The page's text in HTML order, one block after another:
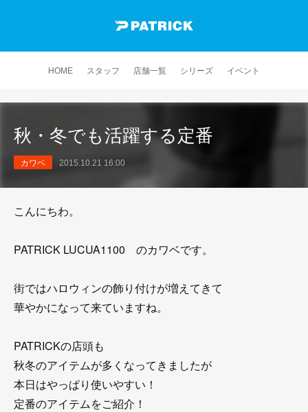
HOME スタッフ 店舗一覧 シリーズ イベント
秋・冬でも活躍する定番
カワベ 2015.10.21 16:00
こんにちわ。
PATRICK LUCUA1100 のカワベです。
街ではハロウィンの飾り付けが増えてきて
華やかになって来ていますね。
PATRICKの店頭も
秋冬のアイテムが多くなってきましたが
本日はやっぱり使いやすい！
定番のアイテムをご紹介！